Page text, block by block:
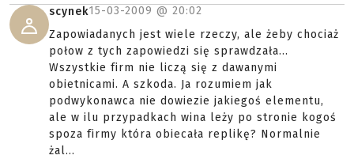
scynek15-03-2009 @ 20:02
Zapowiadanych jest wiele rzeczy, ale żeby chociaż
połow z tych zapowiedzi się sprawdzała...
Wszystkie firm nie liczą się z dawanymi
obietnicami. A szkoda. Ja rozumiem jak
podwykonawca nie dowiezie jakiegoś elementu,
ale w ilu przypadkach wina leży po stronie kogoś
spoza firmy która obiecała replikę? Normalnie
żal...